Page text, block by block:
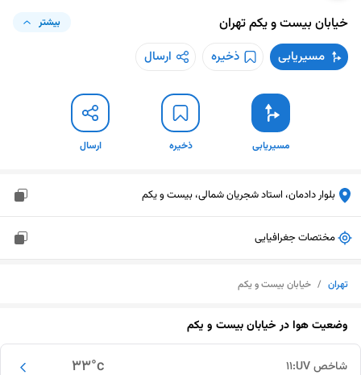
خیابان بیست و یکمتهران بیشتر
مسیریابی ذخیره ارسال
مسیریابی ذخیره ارسال
بلوار دادمان، استاد شجریان شمالی، بیست و یکم
مختصات جغرافیایی
تهران / خیابان بیست و یکم
وضعیت هوا درخیابان بیست و یکم
33°c شاخص UV: 11